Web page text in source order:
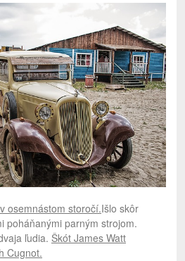
osemnástom storočí.Išlo skôr
poháňanými parným strojom.
ľudia. Škót James Watt
Cugnot.